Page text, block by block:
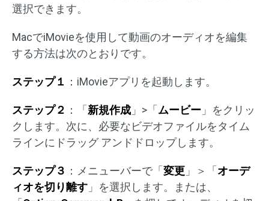
選択できます。
MacでiMovieを使用して動画のオーディオを編集
する方法は次のとおりです。
ステップ１ ：iMovieアプリを起動します。
ステップ２ ：「 新規作成 」>「 ムービー 」をクリッ
クします。次に、必要なビデオファイルをタイム
ラインにドラッグ アンドドロップします。
ステップ３ ：メニューバーで「 変更 」＞「 オーデ
ィオを切り離す 」を選択します。または、